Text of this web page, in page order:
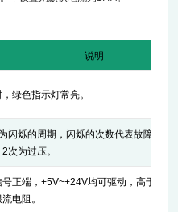
说明
绿色指示灯常亮。
闪烁的周期，闪烁的次数代表故障信息
次为过压。
号正端，+5V~+24V均可驱动，高于
电阻。